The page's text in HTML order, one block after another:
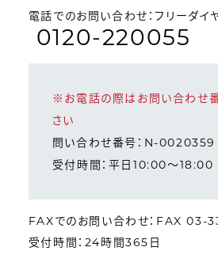
電話でのお問い合わせ：フリーダイ
0120-220055
※お電話の際はお問い合わせ
さい
問い合わせ番号：N-0020359
受付時間：平日10:00～18:00
FAXでのお問い合わせ：FAX 03-
受付時間：24時間365日